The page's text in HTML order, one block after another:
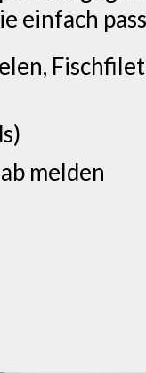
einfach
melden